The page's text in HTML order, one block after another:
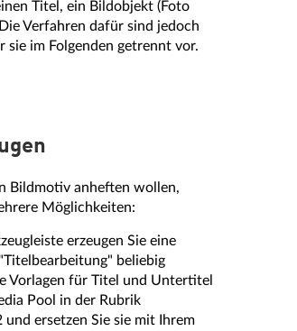
Titel, ein Bildobjekt (Foto
Verfahren dafür sind jedoch
im Folgenden getrennt vor.
Bildmotiv anheften wollen,
Möglichkeiten:
erzeugen Sie eine
beliebig
Vorlagen für Titel und Untertitel
Pool in der Rubrik
und ersetzen Sie sie mit Ihrem